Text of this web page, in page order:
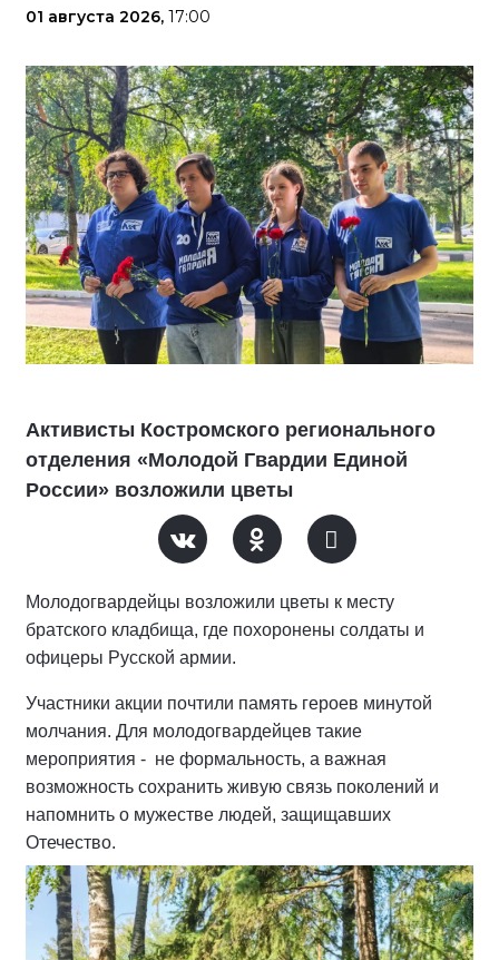
01 августа 2026, 17:00
Активисты Костромского регионального
отделения «Молодой Гвардии Единой
России» возложили цветы
Молодогвардейцы возложили цветы к месту
братского кладбища, где похоронены солдаты и
офицеры Русской армии.
Участники акции почтили память героев минутой
молчания. Для молодогвардейцев такие
мероприятия - не формальность, а важная
возможность сохранить живую связь поколений и
напомнить о мужестве людей, защищавших
Отечество.